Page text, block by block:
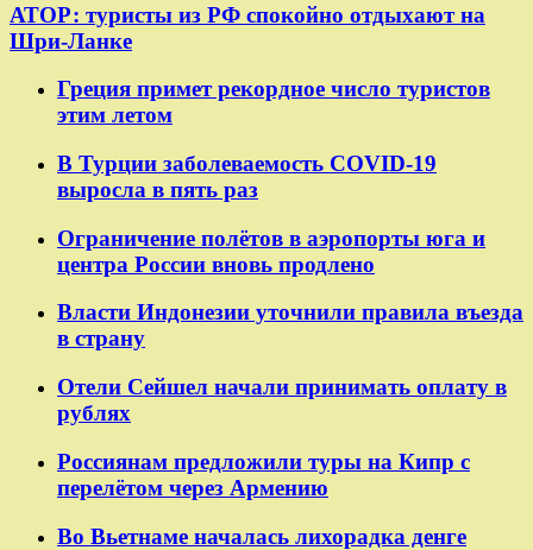
АТОР: туристы из РФ спокойно отдыхают на
Шри-Ланке
Греция примет рекордное число туристов
этим летом
В Турции заболеваемость COVID-19
выросла в пять раз
Ограничение полётов в аэропорты юга и
центра России вновь продлено
Власти Индонезии уточнили правила въезда
в страну
Отели Сейшел начали принимать оплату в
рублях
Россиянам предложили туры на Кипр с
перелётом через Армению
Во Вьетнаме началась лихорадка денге